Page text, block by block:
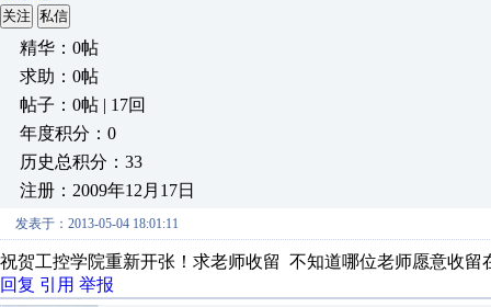
关注 私信
精华：0帖
求助：0帖
帖子：0帖 | 17回
年度积分：0
历史总积分：33
注册：2009年12月17日
发表于：2013-05-04 18:01:11
祝贺工控学院重新开张！求老师收留 不知道哪位老师愿意收留
回复 引用 举报